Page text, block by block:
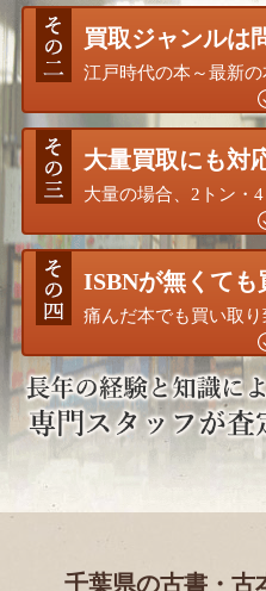
買取ジャンルは
江戸時代の本～最新の
大量買取にも対
大量の場合、2トン・
ISBNが無くても
痛んだ本でも買い取り
千葉県の古書・古